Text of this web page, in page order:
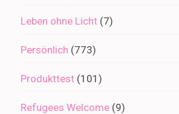
Leben ohne Licht (7)
Persönlich (773)
Produkttest (101)
Refugees Welcome (9)